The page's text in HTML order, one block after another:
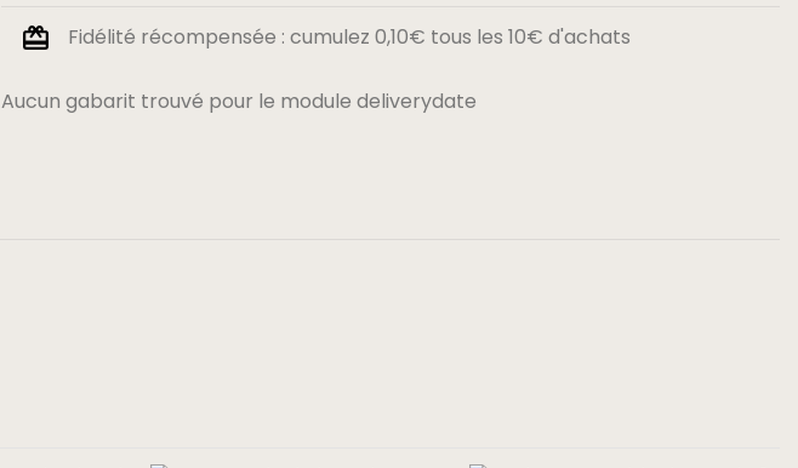
Fidélité récompensée : cumulez 0,10€ tous les 10€ d'achats
Aucun gabarit trouvé pour le module deliverydate